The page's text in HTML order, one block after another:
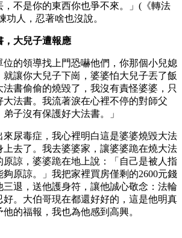
不是你的東西你也爭不來。」(《轉法
功人，忍著啥也沒說。
，大兒子遭報應
位的領導找上門恐嚇他們，你那個小兒媳
讓你大兒子下崗，婆婆怕大兒子丟了飯
書偷偷的燒毀了，我沒有責怪婆婆，只
法書。我流著淚在心裡不停的對師父
子沒有保護好大法書。」
來尿毒症，我心裡明白這是婆婆燒毀大法
上去了。我去婆婆家，讓婆婆跪在燒大法
原諒，婆婆跪在地上說：「自己是被人指
原諒。」我把家裡買房僅剩的2600元錢
三退，送他護身符，讓他誠心敬念：法輪
好。大伯哥現在都還好好的，這是他明真
的福報，我也為他感到高興。